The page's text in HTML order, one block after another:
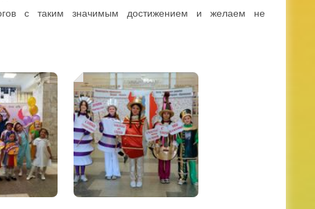
с таким значимым достижением и желаем не